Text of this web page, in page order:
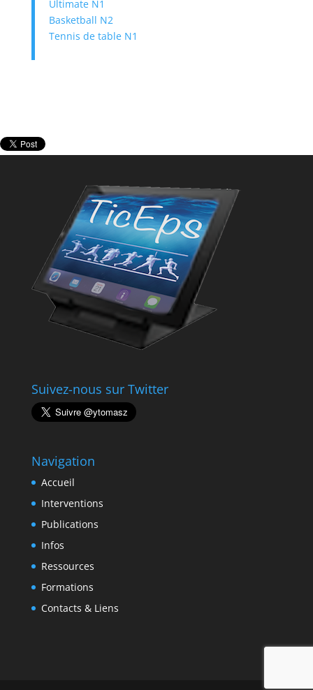
Ultimate N1
Basketball N2
Tennis de table N1
Suivez-nous sur Twitter
Navigation
Accueil
Interventions
Publications
Infos
Ressources
Formations
Contacts & Liens